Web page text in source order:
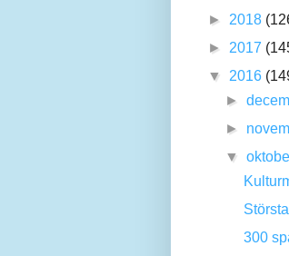
► 2018
► 2017
▼ 2016
►
►
▼
300